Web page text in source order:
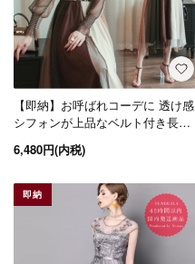
【即納】お呼ばれコーデに 透け感
シフォンが上品なベルト付き長袖
6,480円(内税)
即納